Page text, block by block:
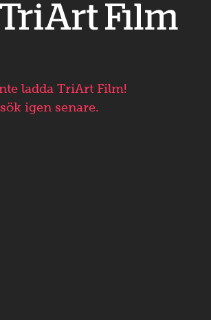
ladda TriArt Film!
igen senare.